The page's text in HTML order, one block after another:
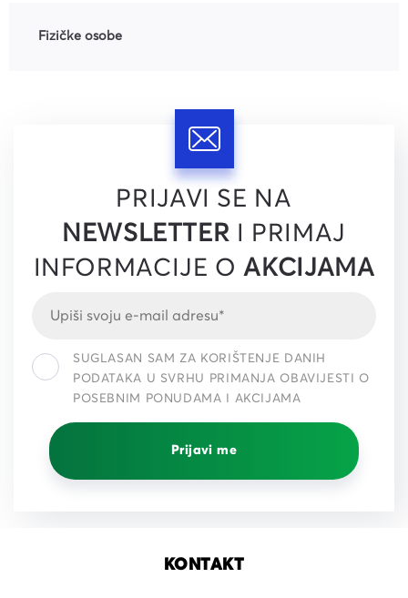
Fizičke osobe
PRIJAVI SE NA
NEWSLETTER I PRIMAJ
INFORMACIJE OAKCIJAMA
SUGLASAN SAM ZA KORIŠTENJE DANIH
PODATAKA U SVRHU PRIMANJA OBAVIJESTI O
POSEBNIM PONUDAMA I AKCIJAMA
Prijavi me
KONTAKT